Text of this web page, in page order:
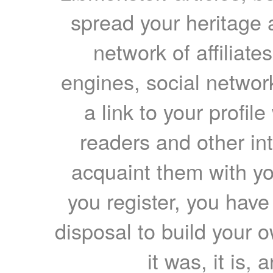
spread your heritage
network of
engines, social
a link to your
readers and other
acquaint them with
you register, you
disposal to build your
it was, it is,